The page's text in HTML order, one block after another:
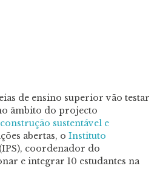
de ensino superior vão testar
âmbito do projecto
construção sustentável e
abertas, o Instituto
(IPS), coordenador do
e integrar 10 estudantes na